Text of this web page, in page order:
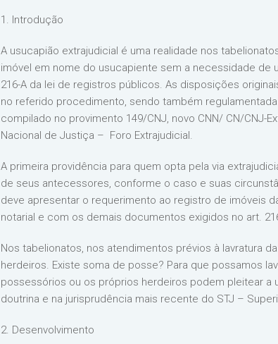
1. Introdução
A usucapião extrajudicial é uma realidade nos
imóvel em nome do usucapiente sem a necessidade de
216-A da lei de registros públicos. As disposições
no referido procedimento, sendo também
compilado no provimento 149/CNJ, novo CNN/ CN/CNJ-
Nacional de Justiça – Foro Extrajudicial.
A primeira providência para quem opta pela via
de seus antecessores, conforme o caso e suas
deve apresentar o requerimento ao registro de imóveis
notarial e com os demais documentos exigidos no art.
Nos tabelionatos, nos atendimentos prévios à lavratura
herdeiros. Existe soma de posse? Para que possamos
possessórios ou os próprios herdeiros podem pleitear a
doutrina e na jurisprudência mais recente do STJ –
2. Desenvolvimento